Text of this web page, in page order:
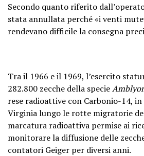
Secondo quanto riferito
stata annullata perché «i venti
rendevano difficile la consegna
Tra il 1966 e il 1969, l’esercito
282.800 zecche della specie
rese radioattive con Carbonio-14,
Virginia lungo le rotte migratorie
marcatura radioattiva permise ai
monitorare la diffusione delle
contatori Geiger per diversi anni.